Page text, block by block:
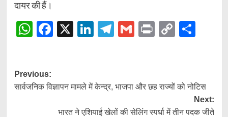
दायर की हैं।
WhatsApp
Facebook
X LinkedIn
Telegram
Gmail
Print
Copy
Post
navigation
Previous:
सार्वजनिक विज्ञापन मामले में केन्द्र, भाजपा और छह राज्यों को नोटिस
Next:
भारत ने एशियाई खेलों की सेलिंग स्पर्धा में तीन पदक जीते